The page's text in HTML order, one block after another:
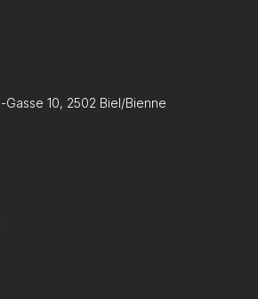
10, 2502 Biel/Bienne